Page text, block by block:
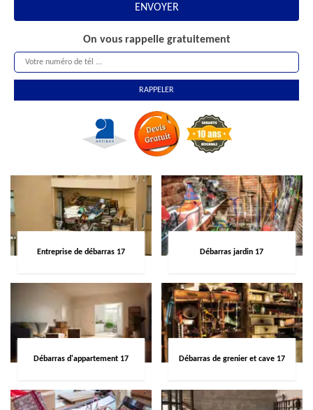
On vous rappelle gratuitement
Entreprise de débarras 17 Débarras jardin 17
Débarras d'appartement 17 Débarras de grenier et cave 17